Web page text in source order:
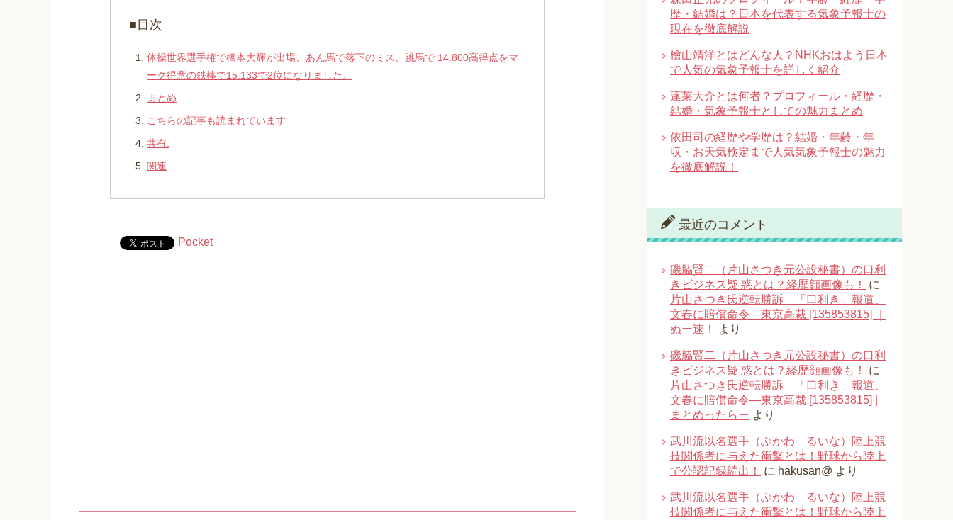
■目次
体操世界選手権で橋本大輝が出場、あん馬で落下のミス、跳馬で 14.800高得点をマ
ーク得意の鉄棒で15.133で2位になりました。
まとめ
こちらの記事も読まれています
共有:
関連
Pocket
歴・結婚は？日本を代表する気象予報士の
現在を徹底解説
檜山靖洋とはどんな人？NHKおはよう日本
で人気の気象予報士を詳しく紹介
蓬莱大介とは何者？プロフィール・経歴・
結婚・気象予報士としての魅力まとめ
依田司の経歴や学歴は？結婚・年齢・年
収・お天気検定まで人気気象予報士の魅力
を徹底解説！
最近のコメント
磯脇賢二（片山さつき元公設秘書）の口利
きビジネス疑 惑とは？経歴顔画像も！
に
片山さつき氏逆転勝訴 「口利き」報道、
文春に賠償命令―東京高裁 [135853815] ｜
ぬー速！
より
磯脇賢二（片山さつき元公設秘書）の口利
きビジネス疑 惑とは？経歴顔画像も！
に
片山さつき氏逆転勝訴 「口利き」報道、
文春に賠償命令―東京高裁 [135853815] |
まとめったらー より
武川流以名選手（ぶかわ るいな）陸上競
技関係者に与えた衝撃とは！野球から陸上
で公認記録続出！
に hakusan@ より
武川流以名選手（ぶかわ るいな）陸上競
技関係者に与えた衝撃とは！野球から陸上